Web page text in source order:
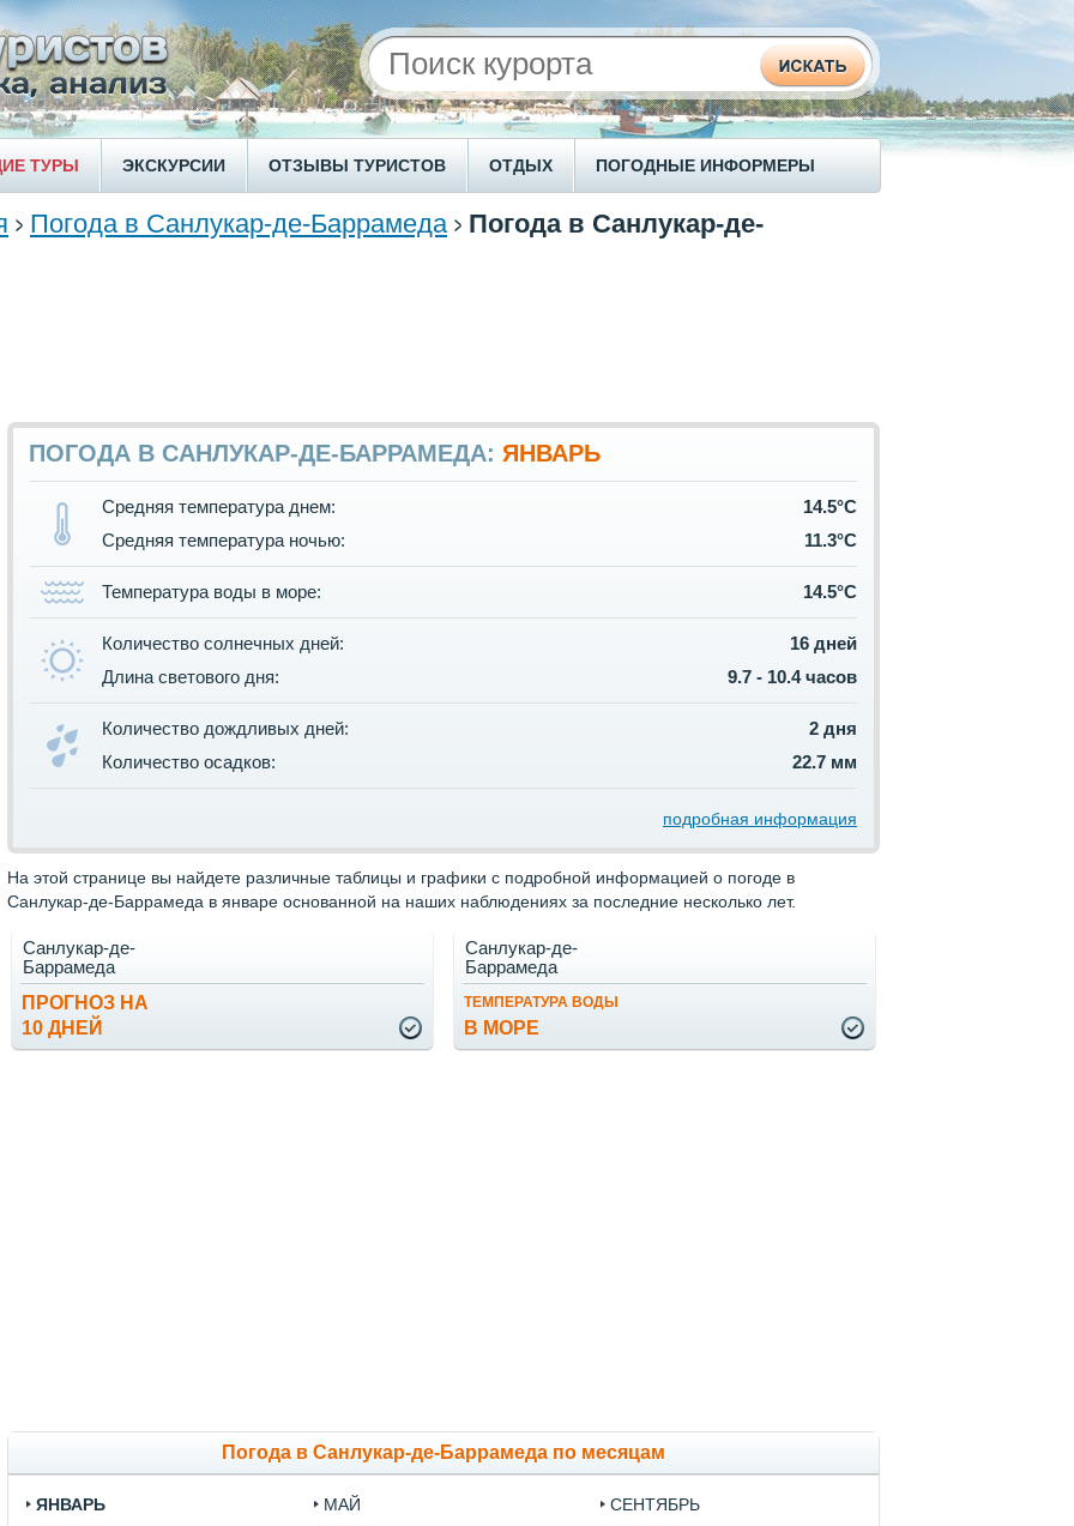
ТУРЫ ЭКСКУРСИИ ОТЗЫВЫ ТУРИСТОВ ОТДЫХ ПОГОДНЫЕ ИНФОРМЕРЫ
Погода в Санлукар-де-Баррамеда
Погода в Санлукар-де-
ПОГОДА В САНЛУКАР-ДЕ-БАРРАМЕДА: ЯНВАРЬ
Средняя температура днем:
14.5°C
Средняя температура ночью:
11.3°C
Температура воды в море: 14.5°C
Количество солнечных дней:
16 дней
Длина светового дня:
9.7 - 10.4 часов
Количество дождливых дней:
2 дня
Количество осадков:
22.7 мм
подробная информация
На этой странице вы найдете различные таблицы и графики с подробной информацией о погоде в
Санлукар-де-Баррамеда в январе основанной на наших наблюдениях за последние несколько лет.
ПРОГНОЗ НА
10 ДНЕЙ
Санлукар-де-
Баррамеда
ТЕМПЕРАТУРА ВОДЫ
В МОРЕ
Санлукар-де-
Баррамеда
Погода в Санлукар-де-Баррамеда по месяцам
ЯНВАРЬ
МАЙ
СЕНТЯБРЬ